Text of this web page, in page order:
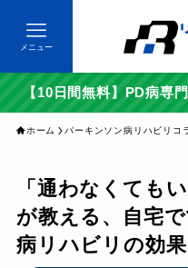
メニュー
【10日間無料】PD病専
ホーム パーキンソン病リハビリコ
「通わなくても
が教える、自宅
病リハビリの効果